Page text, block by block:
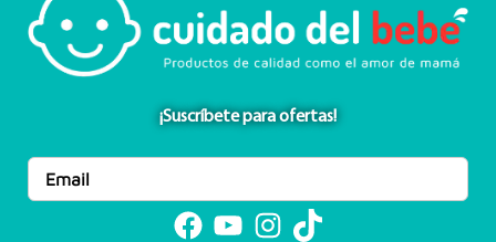
¡Suscríbete para ofertas!
Facebook
YouTube
Instagram
TikTok